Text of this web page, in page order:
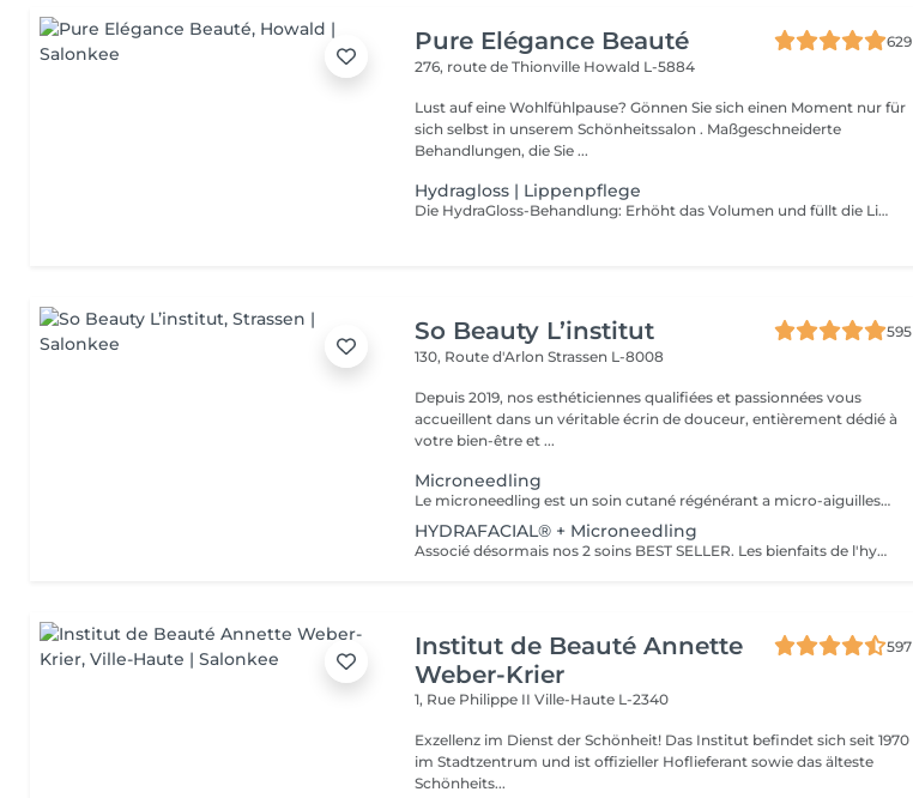
Pure Elégance Beauté
629
276, route de Thionville Howald L-5884
Lust auf eine Wohlfühlpause? Gönnen Sie sich einen Moment nur für
sich selbst in unserem Schönheitssalon . Maßgeschneiderte
Behandlungen, die Sie ...
Hydragloss | Lippenpflege
Die HydraGloss-Behandlung: Erhöht das Volumen und füllt die Lippen auf Pflegt und befeuchtet die Lippen Mildert feine Linien und Fältchen Kontraindikation: - mit aktivem Herpes - offene Wunden - Warzen - andere Probleme der Haut
So Beauty L’institut
595
130, Route d'ArlonStrassen L-8008
Depuis 2019, nos esthéticiennes qualifiées et passionnées vous
accueillent dans un véritable écrin de douceur, entièrement dédié à
votre bien-être et ...
Microneedling
Le microneedling est un soin cutané régénérant a micro-aiguilles permettant de réduire les signes de l'âge et de raviver l'éclat de votre peau, il aide aussi a effacer les traces d'acné, les cicatrices. Un véritable soin qui resserre les pores dilatés , lisse la peau, estimes les rides et ridules grâce au sérum à l'acide hyaluronique. + LED visage et mains
HYDRAFACIAL® + Microneedling
Associé désormais nos 2 soins BEST SELLER. Les bienfaits de l'hydrafacial et du Microneedling pour un effet optimale sur votre peau. Une peau saine, propre, un effet GLOW instantanément, action anti-rides.
Institut de Beauté Annette
Weber-Krier
597
1, Rue Philippe IIVille-Haute L-2340
Exzellenz im Dienst der Schönheit! Das Institut befindet sich seit 1970
im Stadtzentrum und ist offizieller Hoflieferant sowie das älteste
Schönheits...